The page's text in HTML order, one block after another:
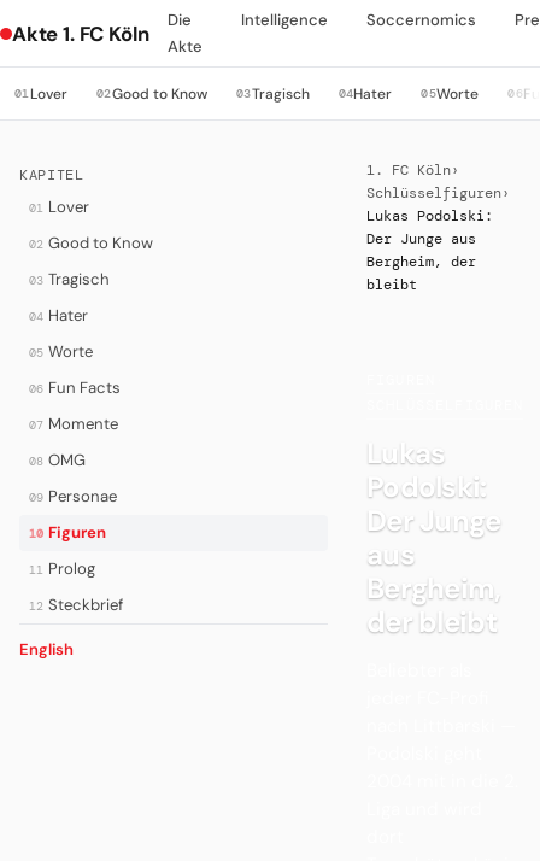
Akte 1. FC Köln
Die
Akte
Intelligence Soccernomics
01Lover 02Good to Know 03Tragisch 04Hater 05Worte 06
KAPITEL
01 Lover
02 Good to Know
03 Tragisch
04 Hater
05 Worte
06 Fun Facts
07 Momente
08 OMG
09 Personae
10 Figuren
11 Prolog
12 Steckbrief
English
1. FC Köln›
Schlüsselfiguren›
Lukas Podolski:
Der Junge aus
Bergheim, der
bleibt
Lukas
Podolski:
Der Junge
aus
Bergheim,
der bleibt